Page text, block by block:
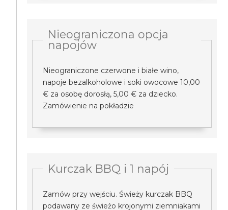
Nieograniczona opcja
napojów
Nieograniczone czerwone i białe wino,
napoje bezalkoholowe i soki owocowe 10,00
€ za osobę dorosłą, 5,00 € za dziecko.
Zamówienie na pokładzie
Kurczak BBQ i 1 napój
Zamów przy wejściu. Świeży kurczak BBQ
podawany ze świeżo krojonymi ziemniakami